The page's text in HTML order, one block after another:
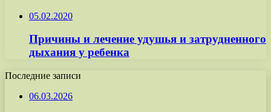
05.02.2020
Причины и лечение удушья и затрудненного
дыхания у ребенка
Последние записи
06.03.2026